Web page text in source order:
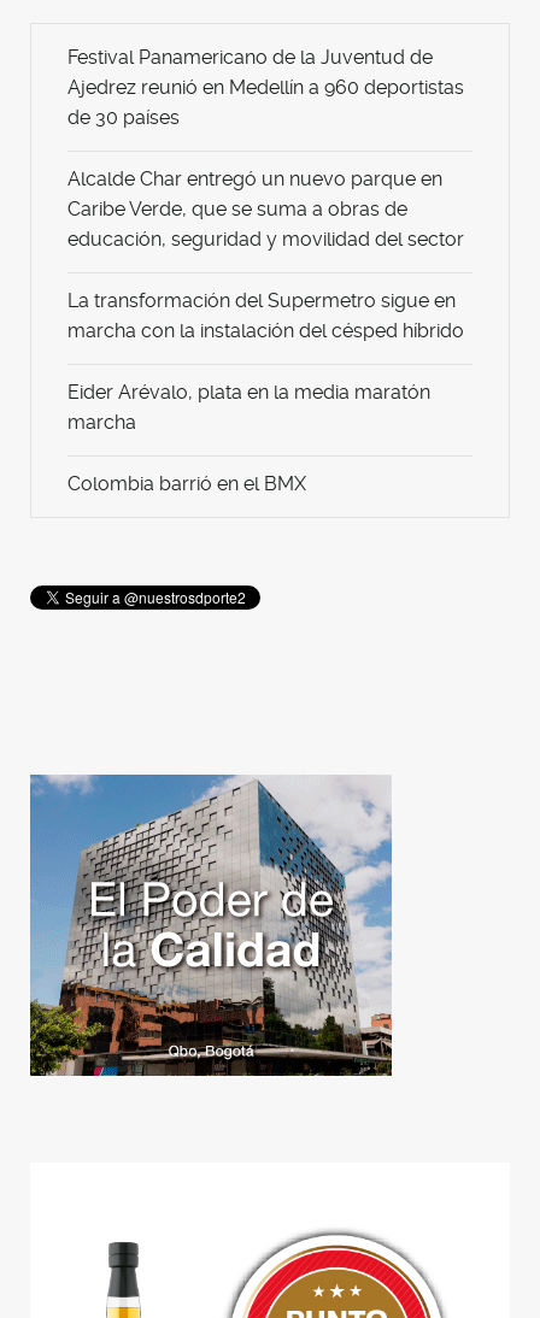
Festival Panamericano de la Juventud de
Ajedrez reunió en Medellín a 960 deportistas
de 30 países
Alcalde Char entregó un nuevo parque en
Caribe Verde, que se suma a obras de
educación, seguridad y movilidad del sector
La transformación del Supermetro sigue en
marcha con la instalación del césped híbrido
Eider Arévalo, plata en la media maratón
marcha
Colombia barrió en el BMX